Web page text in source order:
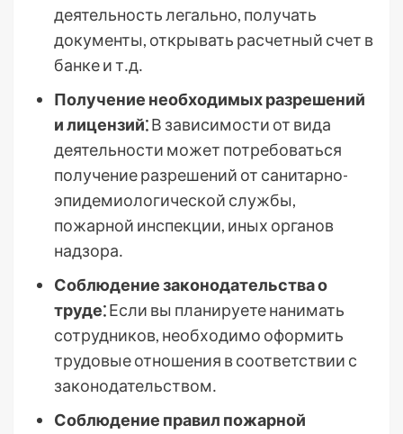
деятельность легально, получать
документы, открывать расчетный счет в
банке и т․д․
Получение необходимых разрешений
и лицензий⁚В зависимости от вида
деятельности может потребоваться
получение разрешений от санитарно-
эпидемиологической службы,
пожарной инспекции, иных органов
надзора․
Соблюдение законодательства о
труде⁚Если вы планируете нанимать
сотрудников, необходимо оформить
трудовые отношения в соответствии с
законодательством․
Соблюдение правил пожарной